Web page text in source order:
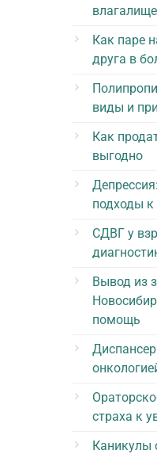
Как паре
друга в
виды и
Как
выгодно
подходы
СДВГ у
Вывод из
помощь
страха к
Каникулы